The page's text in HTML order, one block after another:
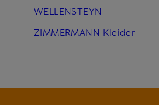
WELLENSTEYN
ZIMMERMANN Kleider